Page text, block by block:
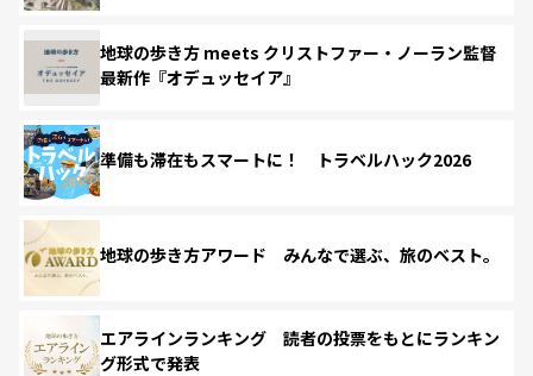
地球の歩き方 meets クリストファー・ノーラン監督
最新作『オデュッセイア』
準備も滞在もスマートに！ トラベルハック2026
地球の歩き方アワード みんなで選ぶ、旅のベスト。
エアラインランキング 読者の投票をもとにランキン
グ形式で発表